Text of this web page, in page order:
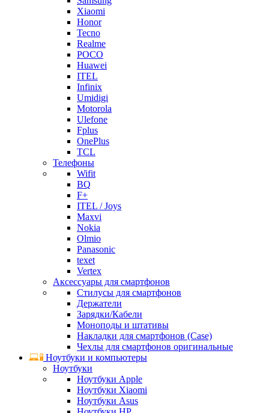
Xiaomi
Honor
Tecno
Realme
POCO
Huawei
ITEL
Infinix
Umidigi
Motorola
Ulefone
Fplus
OnePlus
TCL
Телефоны
Wifit
BQ
F+
ITEL / Joys
Maxvi
Nokia
Olmio
Panasonic
texet
Vertex
Аксессуары для смартфонов
Стилусы для смартфонов
Держатели
Зарядки/Кабели
Моноподы и штативы
Накладки для смартфонов (Case)
Чехлы для смартфонов оригинальные
Ноутбуки и компьютеры
Ноутбуки
Ноутбуки Apple
Ноутбуки Xiaomi
Ноутбуки Asus